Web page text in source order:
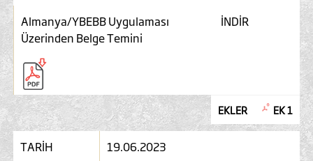
Almanya/YBEBB Uygulaması
Üzerinden Belge Temini
İNDİR
EKLER EK 1
TARİH
19.06.2023